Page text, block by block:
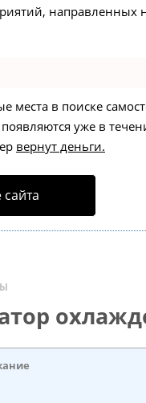
места в поиске
уже в
вернут деньги.